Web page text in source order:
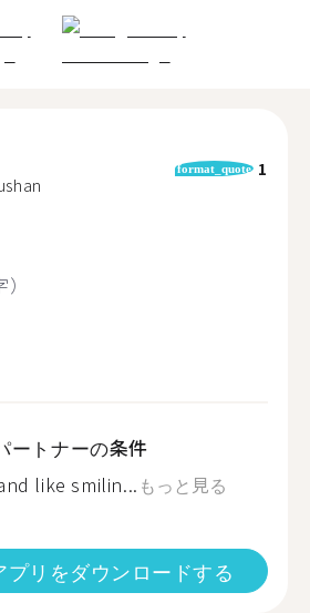
format_quote 1
ートナーの条件
like smilin... もっと見る
プリをダウンロードする